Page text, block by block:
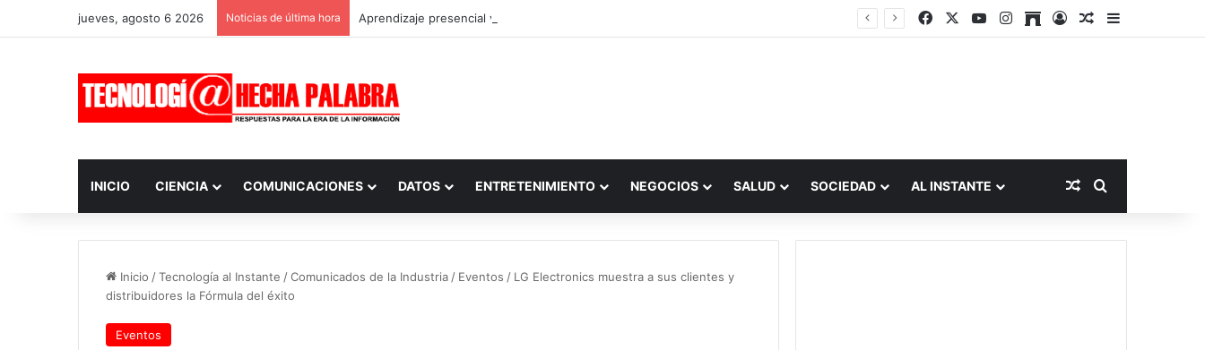
jueves, agosto 6 2026 Noticias de última hora Aprendizaje presencial vs. por internet FacebookYouTubeInstagram
ArchiveAccesoPublicación al
Barra lateral
INICIO CIENCIA COMUNICACIONES DATOS ENTRETENIMIENTO NEGOCIOS SALUD SOCIEDAD AL INSTANTE Publicación al
Buscar por
Inicio /Tecnología al Instante /Comunicados de la Industria / Eventos / LG Electronics muestra a sus clientes y
distribuidores la Fórmula del éxito
Eventos